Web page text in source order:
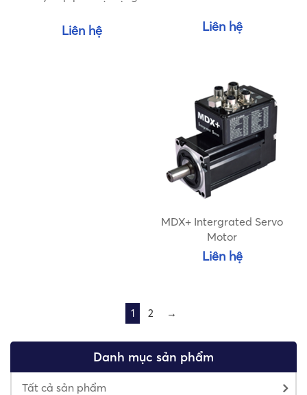
Liên hệ Liên hệ
MDX+ Intergrated Servo
Motor
Liên hệ
1 2 →
Danh mục sản phẩm
Tất cả sản phẩm